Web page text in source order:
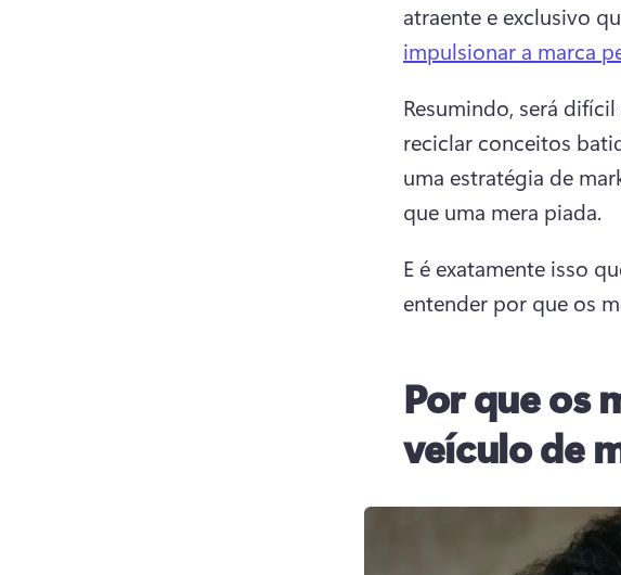
atraente e exclusivo
impulsionar a marca
Resumindo, será
reciclar conceitos
uma estratégia de
que uma mera piada.
E é exatamente isso
entender por que os
Por que os
veículo de